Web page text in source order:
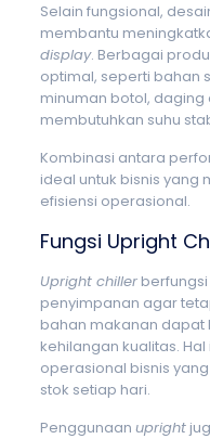
Selain fungsional,
membantu
display. Berbagai
optimal, seperti bahan
minuman botol, daging
membutuhkan suhu
Kombinasi antara
ideal untuk bisnis yang
efisiensi operasional.
Fungsi Upright
Upright chillerberfungsi
penyimpanan agar
bahan makanan
kehilangan kualitas.
operasional bisnis
stok setiap hari.
Penggunaan upright